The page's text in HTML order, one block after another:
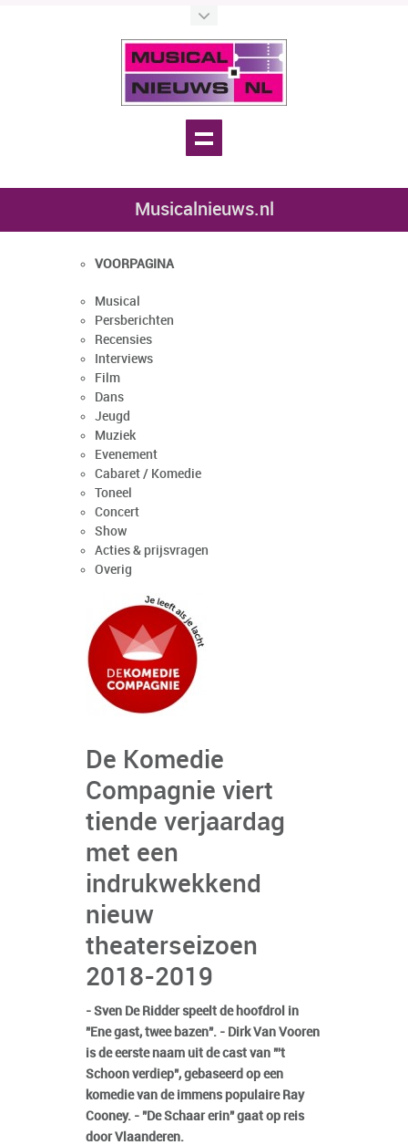
Musicalnieuws.nl
VOORPAGINA
Musical
Persberichten
Recensies
Interviews
Film
Dans
Jeugd
Muziek
Evenement
Cabaret / Komedie
Toneel
Concert
Show
Acties & prijsvragen
Overig
De Komedie
Compagnie viert
tiende verjaardag
met een
indrukwekkend
nieuw
theaterseizoen
2018-2019
- Sven De Ridder speelt de hoofdrol in
"Ene gast, twee bazen". - Dirk Van Vooren
is de eerste naam uit de cast van "'t
Schoon verdiep", gebaseerd op een
komedie van de immens populaire Ray
Cooney. - "De Schaar erin" gaat op reis
door Vlaanderen.